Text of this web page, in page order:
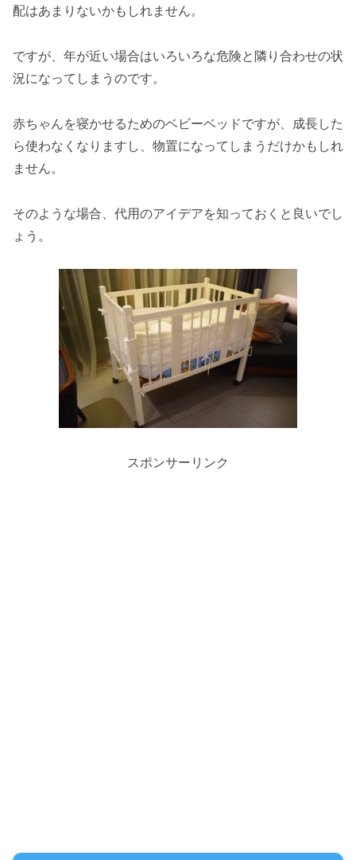
配はあまりないかもしれません。
ですが、年が近い場合はいろいろな危険と隣り合わせの状
況になってしまうのです。
赤ちゃんを寝かせるためのベビーベッドですが、成長した
ら使わなくなりますし、物置になってしまうだけかもしれ
ません。
そのような場合、代用のアイデアを知っておくと良いでし
ょう。
スポンサーリンク